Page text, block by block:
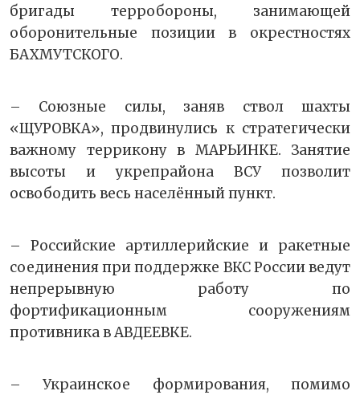
бригады терробороны, занимающей
оборонительные позиции в окрестностях
БАХМУТСКОГО.
– Союзные силы, заняв ствол шахты
«ЩУРОВКА», продвинулись к стратегически
важному террикону в МАРЬИНКЕ. Занятие
высоты и укрепрайона ВСУ позволит
освободить весь населённый пункт.
– Российские артиллерийские и ракетные
соединения при поддержке ВКС России ведут
непрерывную работу по
фортификационным сооружениям
противника в АВДЕЕВКЕ.
– Украинское формирования, помимо